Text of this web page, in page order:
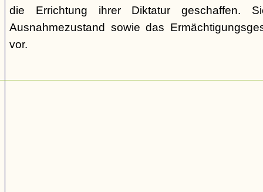
die Errichtung ihrer Diktatur geschaffen.
Ausnahmezustand sowie das
vor.